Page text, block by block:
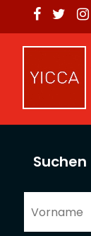
Suchen